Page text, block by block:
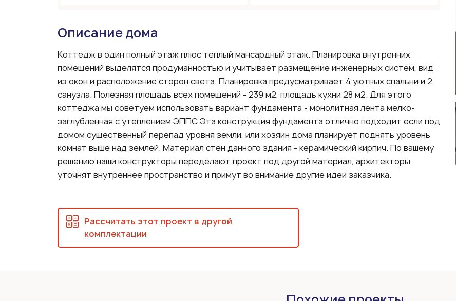
Описание дома
Коттедж в один полный этаж плюс теплый мансардный этаж. Планировка внутренних
помещений выделятся продуманностью и учитывает размещение инженерных систем, вид
из окон и расположение сторон света. Планировка предусматривает 4 уютных спальни и 2
санузла. Полезная площадь всех помещений - 239 м2, площадь кухни 28 м2. Для этого
коттеджа мы советуем использовать вариант фундамента - монолитная лента мелко-
заглубленная с утеплением ЭППС Эта конструкция фундамента отлично подходит если под
домом существенный перепад уровня земли, или хозяин дома планирует поднять уровень
комнат выше над землей. Материал стен данного здания - керамический кирпич. По вашему
решению наши конструкторы переделают проект под другой материал, архитекторы
уточнят внутреннее пространство и примут во внимание другие идеи заказчика.
Рассчитать этот проект в другой
комплектации